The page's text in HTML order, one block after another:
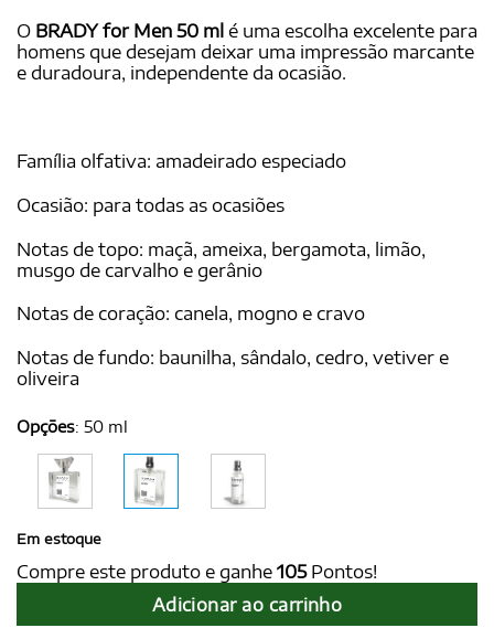
O BRADY for Men 50 ml é uma escolha excelente para
homens que desejam deixar uma impressão marcante
e duradoura, independente da ocasião.
Família olfativa: amadeirado especiado
Ocasião: para todas as ocasiões
Notas de topo: maçã, ameixa, bergamota, limão,
musgo de carvalho e gerânio
Notas de coração: canela, mogno e cravo
Notas de fundo: baunilha, sândalo, cedro, vetiver e
oliveira
Opções: 50 ml
Em estoque
Compre este produto e ganhe 105Pontos!
Adicionar ao carrinho